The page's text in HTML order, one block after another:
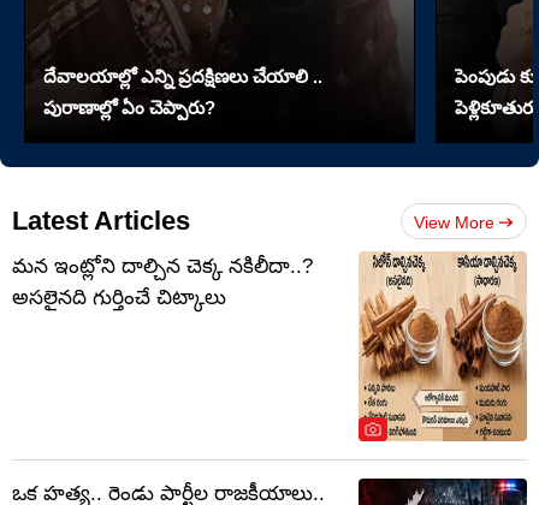
దేవాలయాల్లో ఎన్ని ప్రదక్షిణలు చేయాలి ..
పురాణాల్లో ఏం చెప్పారు?
పెంపుడు
పెళ్లికూతురు
Latest Articles View More
మన ఇంట్లోని దాల్చిన చెక్క నకిలీదా..?
అసలైనది గుర్తించే చిట్కాలు
ఒక హత్య.. రెండు పార్టీల రాజకీయాలు..